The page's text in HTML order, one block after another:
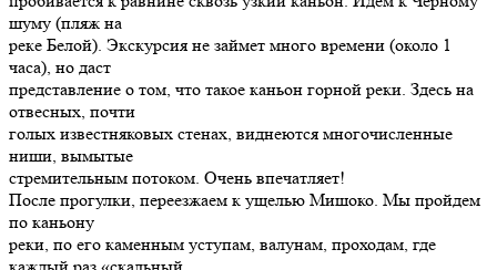
шуму (пляж на
реке Белой). Экскурсия не займет много времени (около 1
часа), но даст
представление о том, что такое каньон горной реки. Здесь на
отвесных, почти
голых известняковых стенах, виднеются многочисленные
ниши, вымытые
стремительным потоком. Очень впечатляет!
После прогулки, переезжаем к ущелью Мишоко. Мы пройдем
по каньону
реки, по его каменным уступам, валунам, проходам, где